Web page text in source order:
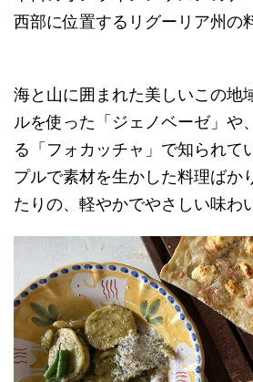
西部に位置するリグーリア州の
海と山に囲まれた美しいこの地
ルを使った「ジェノベーゼ」や
る「フォカッチャ」で知られて
プルで素材を生かした料理ばか
たりの、軽やかでやさしい味わ